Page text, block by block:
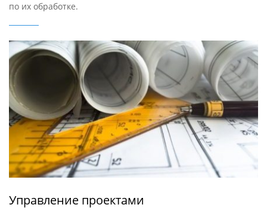
по их обработке.
Управление проектами